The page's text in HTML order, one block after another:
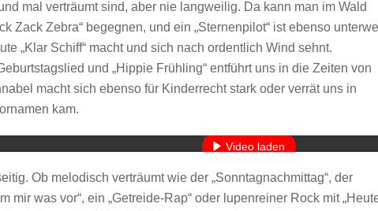
mal verträumt sind, aber nie langweilig. Da kann man im Wald
Zack Zebra“ begegnen, und ein „Sternenpilot“ ist ebenso
„Klar Schiff“ macht und sich nach ordentlich Wind sehnt.
und „Hippie Frühling“ entführt uns in die Zeiten von
macht sich ebenso für Kinderrecht stark oder verrät uns in
kam.
Mit dem Laden des Videos akzeptieren Sie die
Video laden
YouTube immer entsperren
Ob melodisch verträumt wie der „Sonntagnachmittag“, der
mir was vor“, ein „Getreide-Rap“ oder lupenreiner Rock mit